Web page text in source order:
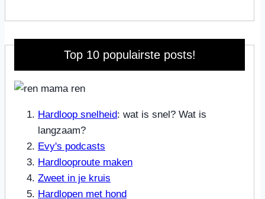
Top 10 populairste posts!
Hardloop snelheid: wat is snel? Wat is
langzaam?
Evy's podcasts
Hardlooproute maken
Zweet in je kruis
Hardlopen met hond